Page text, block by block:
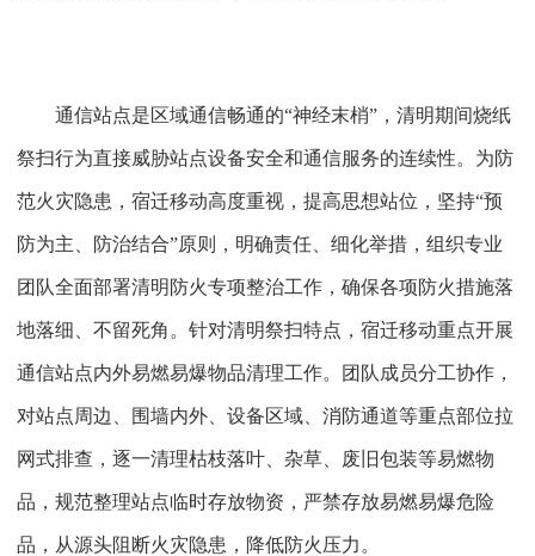
通信站点是区域通信畅通的“神经末梢”，清明期间烧纸
祭扫行为直接威胁站点设备安全和通信服务的连续性。为防
范火灾隐患，宿迁移动高度重视，提高思想站位，坚持“预
防为主、防治结合”原则，明确责任、细化举措，组织专业
团队全面部署清明防火专项整治工作，确保各项防火措施落
地落细、不留死角。针对清明祭扫特点，宿迁移动重点开展
通信站点内外易燃易爆物品清理工作。团队成员分工协作，
对站点周边、围墙内外、设备区域、消防通道等重点部位拉
网式排查，逐一清理枯枝落叶、杂草、废旧包装等易燃物
品，规范整理站点临时存放物资，严禁存放易燃易爆危险
品，从源头阻断火灾隐患，降低防火压力。